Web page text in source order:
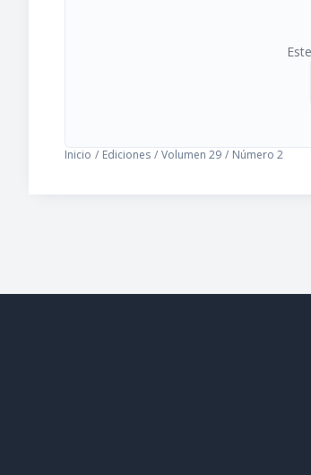
Inicio / Ediciones / Volumen 29 / Número 2